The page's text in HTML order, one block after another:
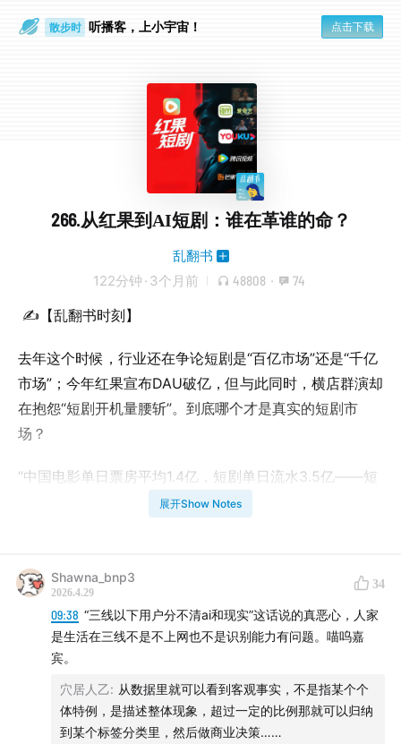
散步时
通勤路上
听播客，上小宇宙！ 点击下载
266.从红果到AI短剧：谁在革谁的命？
乱翻书
122分钟 · 3个月前 48808 · 74
✍【乱翻书时刻】
去年这个时候，行业还在争论短剧是“百亿市场”还是“千亿
市场”；今年红果宣布DAU破亿，但与此同时，横店群演却
在抱怨“短剧开机量腰斩”。到底哪个才是真实的短剧市
场？
“中国电影单日票房平均1.4亿，短剧单日流水3.5亿——短
剧已经是电影的2.5倍。其中AI短剧4月15日单日广告消耗
腰斩，龚宇宣布爱奇艺要转型‘非中心化社交媒体’。”
一句话定调：这不是一个行业内部的升级，这是一次整个
影视工业的地基置换。今天我们要回答三个问题：红果革
了谁的命？AI短剧又要革谁的命？谁会活下来？
🎙【本期嘉宾】王小书、徐宏亮、庄明浩
展开Show Notes
Shawna_bnp3
2026.4.29
34
09:38 “三线以下用户分不清ai和现实”这话说的真恶心，人家
是生活在三线不是不上网也不是识别能力有问题。喵呜嘉
宾。
穴居人乙: 从数据里就可以看到客观事实，不是指某个个
体特例，是描述整体现象，超过一定的比例那就可以归纳
到某个标签分类里，然后做商业决策……